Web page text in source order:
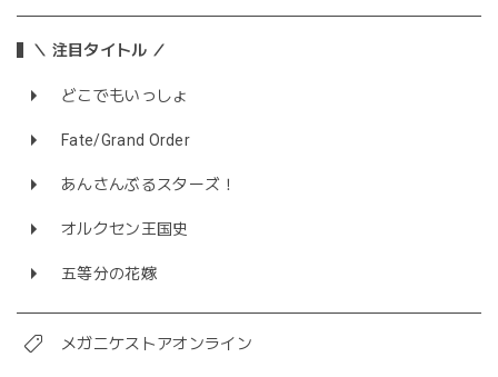
＼ 注目タイトル ／
どこでもいっしょ
Fate/Grand Order
あんさんぶるスターズ！
オルクセン王国史
五等分の花嫁
メガニケストアオンライン